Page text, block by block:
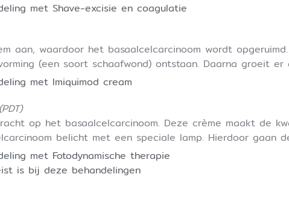
met Shave-excisie en coagulatie
aan, waardoor het basaalcelcarcinoom wordt
(een soort schaafwond) ontstaan. Daarna groeit er
met Imiquimod cream
op het basaalcelcarcinoom. Deze crème maakt de
belicht met een speciale lamp. Hierdoor gaan
met Fotodynamische therapie
is bij deze behandelingen